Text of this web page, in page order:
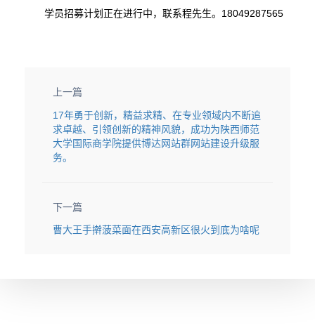
学员招募计划正在进行中，联系程先生。18049287565
上一篇
17年勇于创新，精益求精、在专业领域内不断追
求卓越、引领创新的精神风貌，成功为陕西师范
大学国际商学院提供博达网站群网站建设升级服
务。
下一篇
曹大王手擀菠菜面在西安高新区很火到底为啥呢